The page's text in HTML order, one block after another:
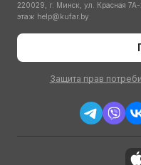
220029, г. Минск, ул. Красная
этаж help@kufar.by
Защита прав